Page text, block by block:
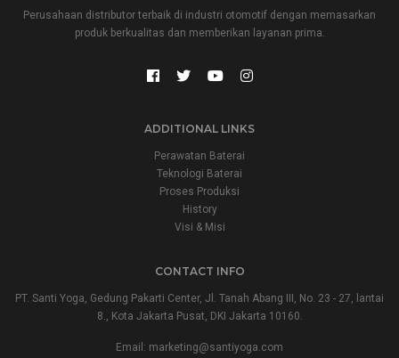
Perusahaan distributor terbaik di industri otomotif dengan memasarkan
produk berkualitas dan memberikan layanan prima.
ADDITIONAL LINKS
Perawatan Baterai
Teknologi Baterai
Proses Produksi
History
Visi & Misi
CONTACT INFO
PT. Santi Yoga, Gedung Pakarti Center, Jl. Tanah Abang III, No. 23 - 27, lantai
8., Kota Jakarta Pusat, DKI Jakarta 10160.
Email: marketing@santiyoga.com